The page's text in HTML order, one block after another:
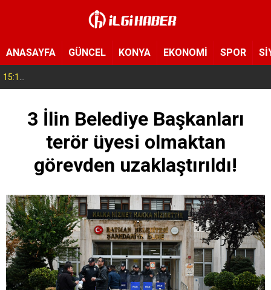
ANASAYFA GÜNCEL KONYA EKONOMİ SPOR
15:11
3 İlin Belediye Başkanları
terör üyesi olmaktan
görevden uzaklaştırıldı!